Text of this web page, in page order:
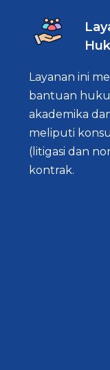
Layanan ini
bantuan
akademika
meliputi
(litigasi dan
kontrak.